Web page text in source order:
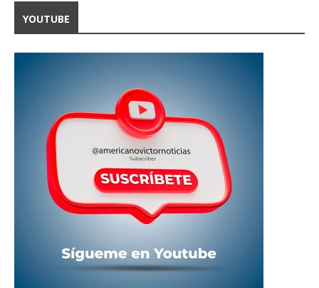
YOUTUBE